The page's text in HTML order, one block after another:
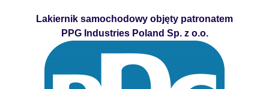
Lakiernik samochodowy objęty patronatem
PPG Industries Poland Sp. z o.o.